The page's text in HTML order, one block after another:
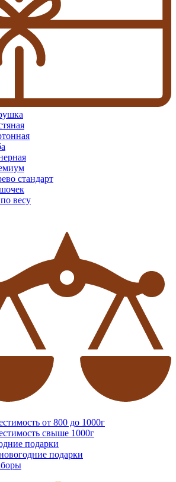
стандарт
весу
от 800 до 1000г
свыше 1000г
подарки
подарки